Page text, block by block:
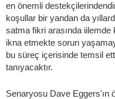
en önemli
koşullar bir yandan da
satma fikri arasında iilemde
ikna etmekte sorun
bu süreç içerisinde temsil
tanıyacaktır.
Senaryosu Dave Eggers'ın